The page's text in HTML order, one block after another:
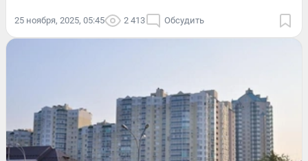
25 ноября, 2025, 05:45 2 413 Обсудить